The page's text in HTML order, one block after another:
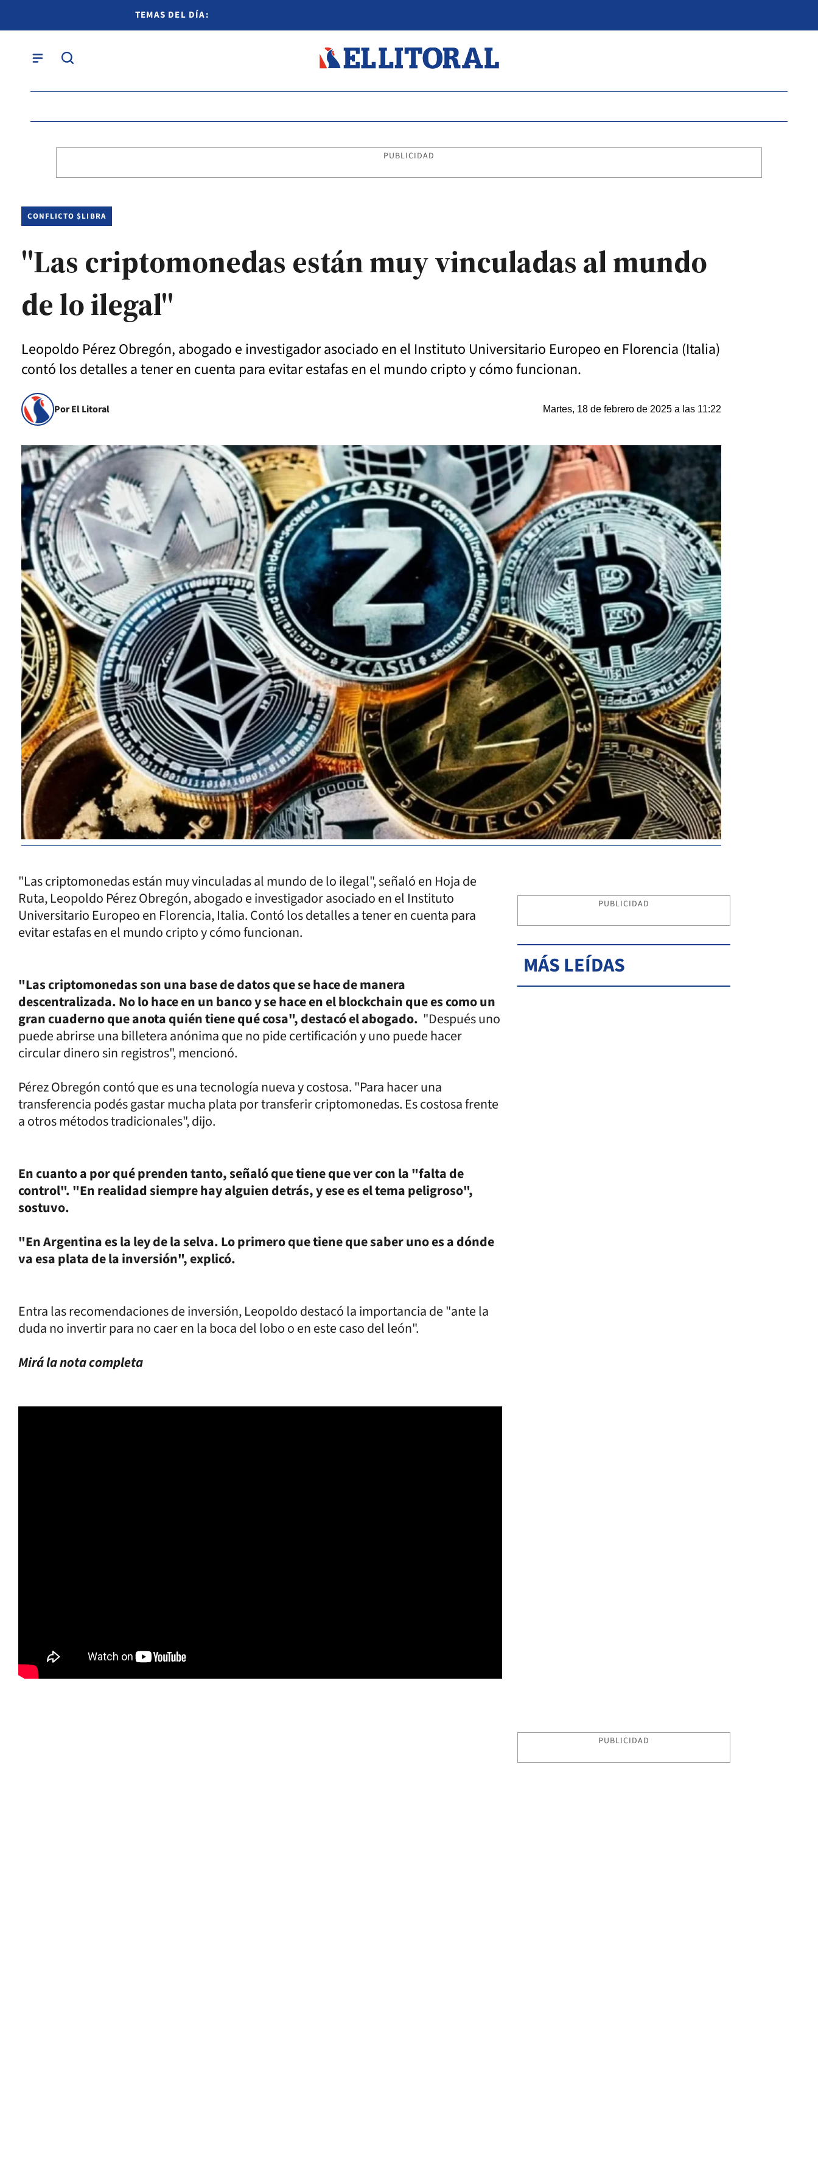
TEMAS DEL DÍA:
PUBLICIDAD
CONFLICTO $LIBRA
"Las criptomonedas están muy vinculadas al mundo
de lo ilegal"
Leopoldo Pérez Obregón, abogado e investigador asociado en el Instituto Universitario Europeo en Florencia (Italia)
contó los detalles a tener en cuenta para evitar estafas en el mundo cripto y cómo funcionan.
Por El Litoral Martes, 18 de febrero de 2025 a las 11:22
"Las criptomonedas están muy vinculadas al mundo de lo ilegal", señaló en Hoja de
Ruta, Leopoldo Pérez Obregón, abogado e investigador asociado en el Instituto
Universitario Europeo en Florencia, Italia. Contó los detalles a tener en cuenta para
evitar estafas en el mundo cripto y cómo funcionan.
"Las criptomonedas son una base de datos que se hace de manera
descentralizada. No lo hace en un banco y se hace en el blockchain que es como un
gran cuaderno que anota quién tiene qué cosa", destacó el abogado. "Después uno
puede abrirse una billetera anónima que no pide certificación y uno puede hacer
circular dinero sin registros", mencionó.
Pérez Obregón contó que es una tecnología nueva y costosa. "Para hacer una
transferencia podés gastar mucha plata por transferir criptomonedas. Es costosa frente
a otros métodos tradicionales", dijo.
En cuanto a por qué prenden tanto, señaló que tiene que ver con la "falta de
control". "En realidad siempre hay alguien detrás, y ese es el tema peligroso",
sostuvo.
"En Argentina es la ley de la selva. Lo primero que tiene que saber uno es a dónde
va esa plata de la inversión", explicó.
Entra las recomendaciones de inversión, Leopoldo destacó la importancia de "ante la
duda no invertir para no caer en la boca del lobo o en este caso del león".
Mirá la nota completa
PUBLICIDAD
MÁS LEÍDAS
PUBLICIDAD